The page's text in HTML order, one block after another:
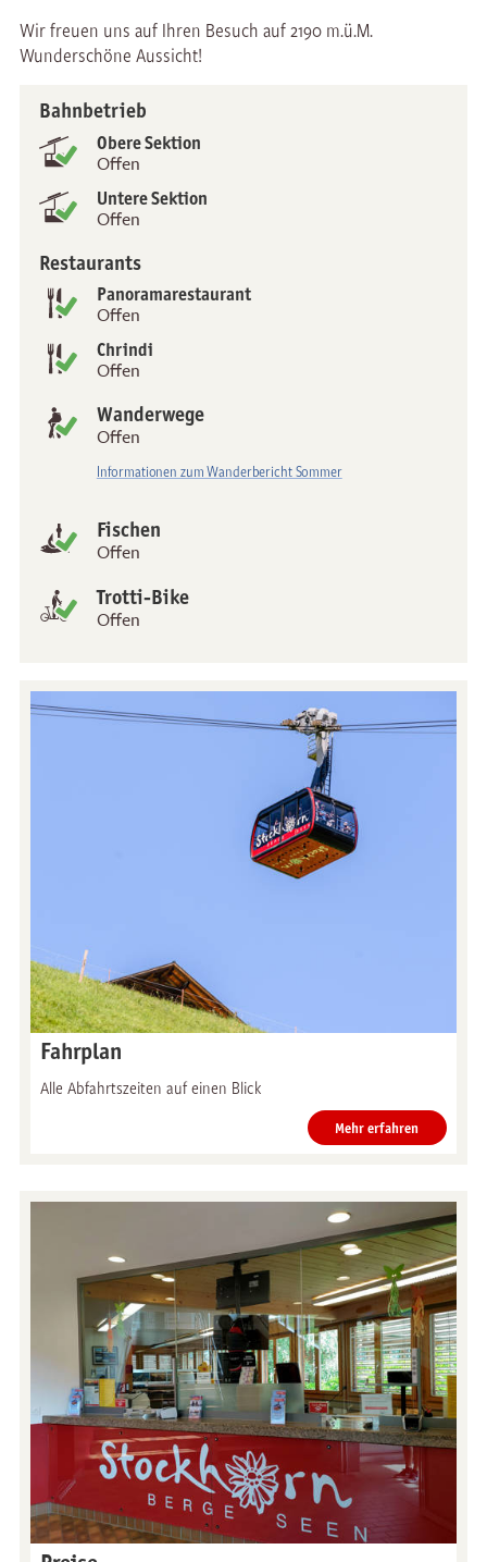
Wir freuen uns auf Ihren Besuch auf 2190 m.ü.M.
Wunderschöne Aussicht!
Status
Bahn­betrieb
Obere Sektion
Offen
Untere Sektion
Offen
Restaurants
Panorama­restaurant
Offen
Chrindi
Offen
Wanderwege
Offen
Informationen zum Wanderbericht Sommer
Fischen
Offen
Trotti-Bike
Offen
Fahrplan
Alle Abfahrtszeiten auf einen Blick
Mehr erfahren